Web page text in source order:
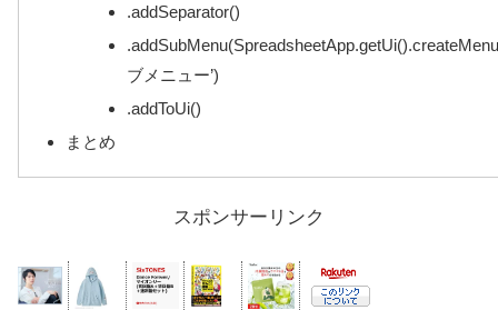
.addSeparator()
ブメニュー’)
.addToUi()
まとめ
スポンサーリンク